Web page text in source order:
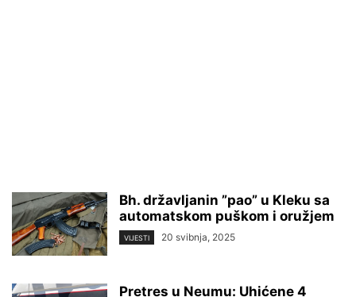
Bh. državljanin ”pao” u Kleku sa
automatskom puškom i oružjem
VIJESTI 20 svibnja, 2025
Pretres u Neumu: Uhićene 4